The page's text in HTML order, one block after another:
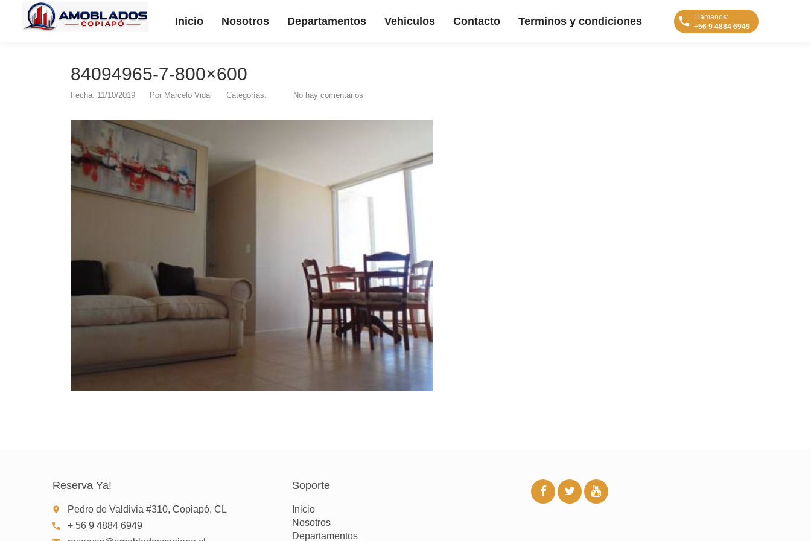
Llamanos:
+56 9 4884 6949
Inicio Nosotros Departamentos Vehiculos Contacto Terminos y condiciones
84094965-7-800×600
Fecha: 11/10/2019 Por Marcelo Vidal Categorías: No hay comentarios
Reserva Ya!
place Pedro de Valdivia #310, Copiapó, CL
call + 56 9 4884 6949
Soporte
Inicio
Nosotros
Departamentos